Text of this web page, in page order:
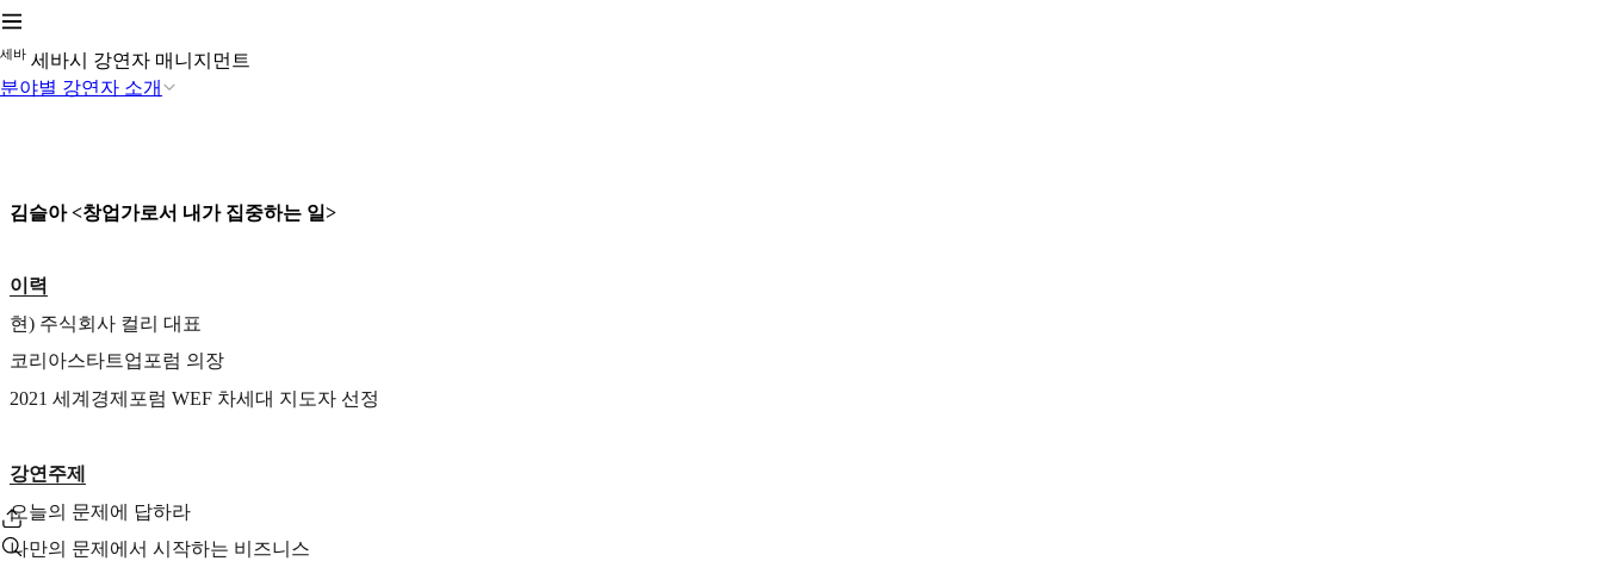
세바 세바시 강연자 매니지먼트
분야별 강연자 소개
김슬아 <창업가로서 내가 집중하는 일>
이력
현) 주식회사 컬리 대표
코리아스타트업포럼 의장
2021 세계경제포럼 WEF 차세대 지도자 선정
강연주제
오늘의 문제에 답하라
나만의 문제에서 시작하는 비즈니스